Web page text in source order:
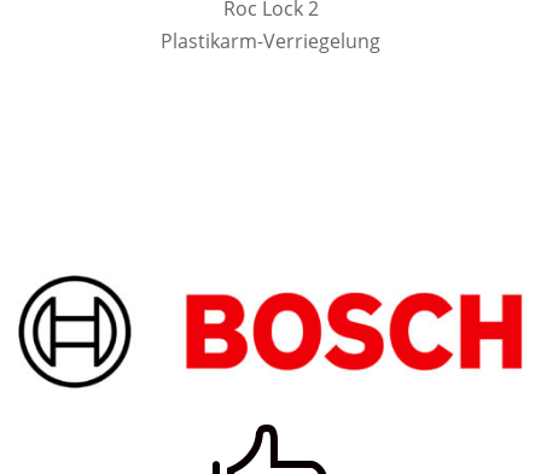
Roc Lock 2
Plastikarm-Verriegelung